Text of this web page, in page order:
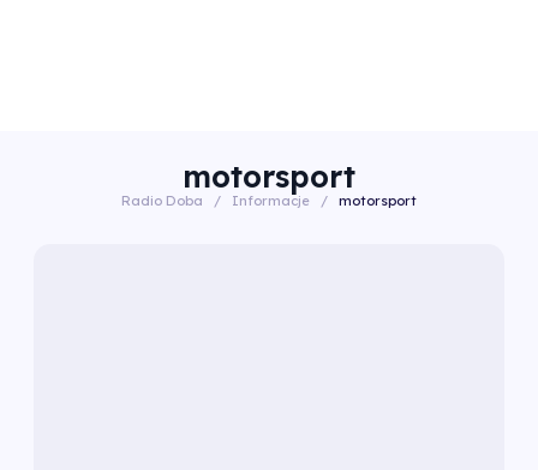
motorsport
Radio Doba / Informacje / motorsport